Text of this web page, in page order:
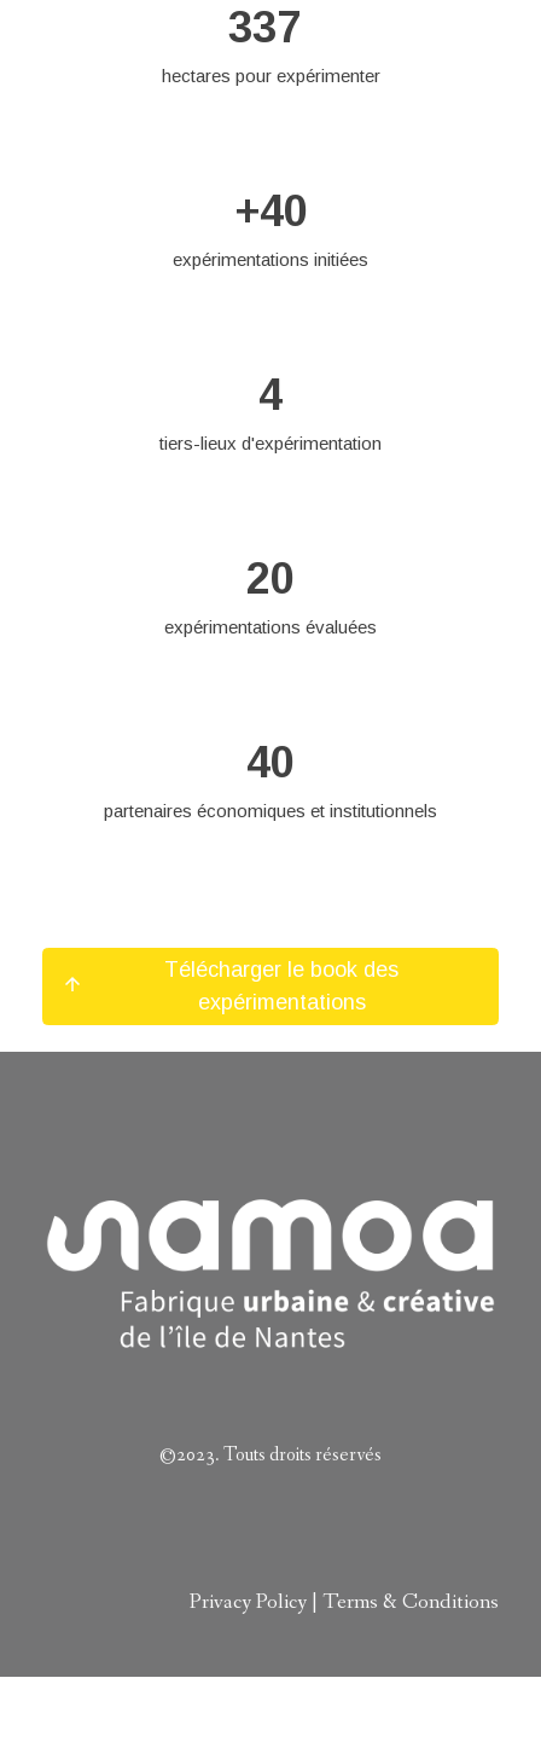
337
hectares pour expérimenter
+40
expérimentations initiées
4
tiers-lieux d'expérimentation
20
expérimentations évaluées
40
partenaires économiques et institutionnels
arrow_upward
Télécharger le book des
expérimentations
Privacy Policy | Terms & Conditions
©2023. Touts droits réservés